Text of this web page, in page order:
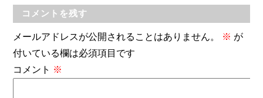
コメントを残す
メールアドレスが公開されることはありません。 ※ が
付いている欄は必須項目です
コメント ※